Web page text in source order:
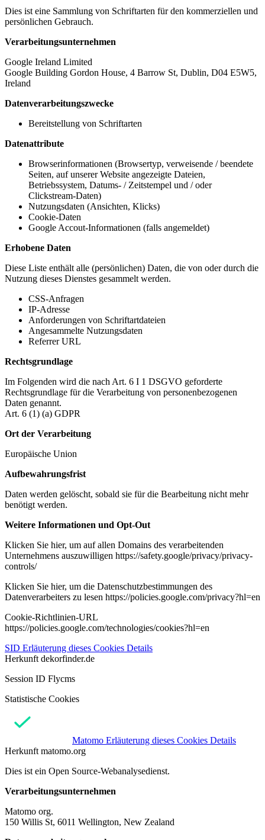
Dies ist eine Sammlung von Schriftarten für den kommerziellen und
persönlichen Gebrauch.
Verarbeitungsunternehmen
Google Ireland Limited
Google Building Gordon House, 4 Barrow St, Dublin, D04 E5W5,
Ireland
Datenverarbeitungszwecke
Bereitstellung von Schriftarten
Datenattribute
Browserinformationen (Browsertyp, verweisende / beendete
Seiten, auf unserer Website angezeigte Dateien,
Betriebssystem, Datums- / Zeitstempel und / oder
Clickstream-Daten)
Nutzungsdaten (Ansichten, Klicks)
Cookie-Daten
Google Accout-Informationen (falls angemeldet)
Erhobene Daten
Diese Liste enthält alle (persönlichen) Daten, die von oder durch die
Nutzung dieses Dienstes gesammelt werden.
CSS-Anfragen
IP-Adresse
Anforderungen von Schriftartdateien
Angesammelte Nutzungsdaten
Referrer URL
Rechtsgrundlage
Im Folgenden wird die nach Art. 6 I 1 DSGVO geforderte
Rechtsgrundlage für die Verarbeitung von personenbezogenen
Daten genannt.
Art. 6 (1) (a) GDPR
Ort der Verarbeitung
Europäische Union
Aufbewahrungsfrist
Daten werden gelöscht, sobald sie für die Bearbeitung nicht mehr
benötigt werden.
Weitere Informationen und Opt-Out
Klicken Sie hier, um auf allen Domains des verarbeitenden
Unternehmens auszuwilligen https://safety.google/privacy/privacy-
controls/
Klicken Sie hier, um die Datenschutzbestimmungen des
Datenverarbeiters zu lesen https://policies.google.com/privacy?hl=en
Cookie-Richtlinien-URL
https://policies.google.com/technologies/cookies?hl=en
SID Erläuterung dieses Cookies Details
Herkunft dekorfinder.de
Session ID Flycms
Statistische Cookies
Matomo Erläuterung dieses Cookies Details
Herkunft matomo.org
Dies ist ein Open Source-Webanalysedienst.
Verarbeitungsunternehmen
Matomo org.
150 Willis St, 6011 Wellington, New Zealand